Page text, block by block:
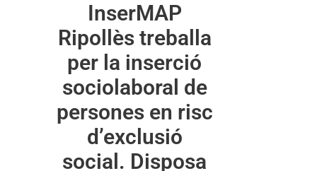
Ripollès
InserMAP
Ripollès treballa
per la inserció
sociolaboral de
persones en risc
d’exclusió
social. Disposa